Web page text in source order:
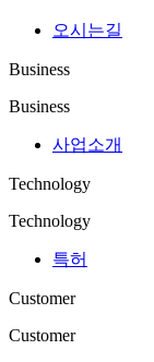
오시는길
Business
Business
사업소개
Technology
Technology
특허
Customer
Customer